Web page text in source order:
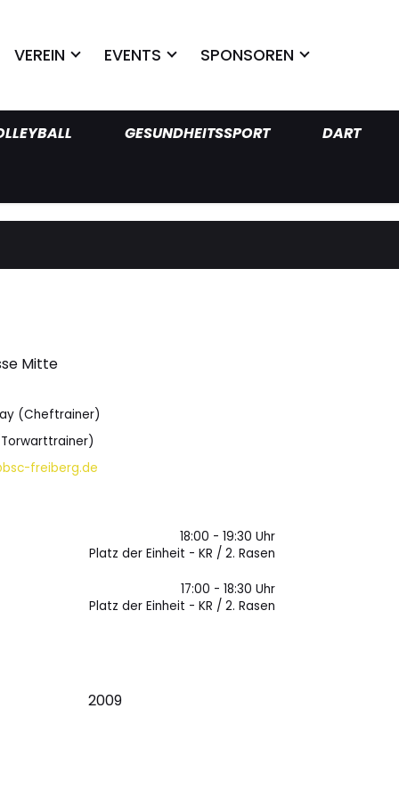
VEREIN EVENTS SPONSOREN
GESUNDHEITSSPORT DART
Mitte
(Cheftrainer)
freiberg.de
18:00 - 19:30 Uhr
Platz der Einheit - KR / 2. Rasen
17:00 - 18:30 Uhr
Platz der Einheit - KR / 2. Rasen
2009